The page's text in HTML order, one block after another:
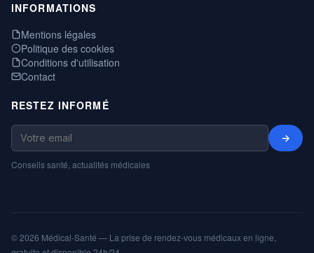
INFORMATIONS
Mentions légales
Politique des cookies
Conditions d'utilisation
Contact
RESTEZ INFORMÉ
→
Conseils santé, actualités médicales
© 2026 Médical-Santé — La prise de rendez-vous médicaux en ligne,